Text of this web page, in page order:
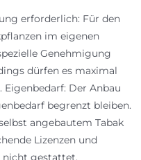
erforderlich: Für den
im eigenen
Genehmigung
dürfen es maximal
Eigenbedarf: Der Anbau
begrenzt bleiben.
angebautem Tabak
Lizenzen und
nicht gestattet.